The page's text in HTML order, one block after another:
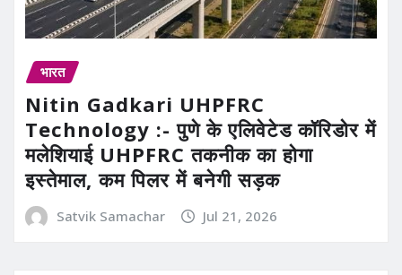
भारत
Nitin Gadkari UHPFRC
Technology :- पुणे के एलिवेटेड कॉरिडोर में
मलेशियाई UHPFRC तकनीक का होगा
इस्तेमाल, कम पिलर में बनेगी सड़क
Satvik Samachar Jul 21, 2026